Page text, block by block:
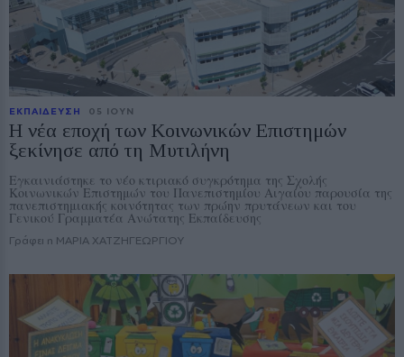
ΕΚΠΑΙΔΕΥΣΗ 05 ΙΟΥΝ
Η νέα εποχή των Κοινωνικών Επιστημών
ξεκίνησε από τη Μυτιλήνη
Εγκαινιάστηκε το νέο κτιριακό συγκρότημα της Σχολής
Κοινωνικών Επιστημών του Πανεπιστημίου Αιγαίου παρουσία της
πανεπιστημιακής κοινότητας των πρώην πρυτάνεων και του
Γενικού Γραμματέα Ανώτατης Εκπαίδευσης
Γράφει η ΜΑΡΙΑ ΧΑΤΖΗΓΕΩΡΓΙΟΥ